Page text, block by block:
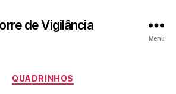
de Vigilância
Menu
Categorias
QUADRINHOS